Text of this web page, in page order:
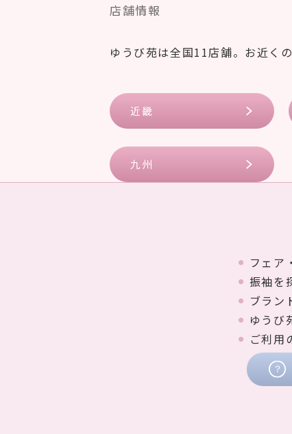
店舗情報
ゆうび苑は全国11店舗。お近く
近畿
九州
フェア
振袖を
ブラン
ゆうび
ご利用